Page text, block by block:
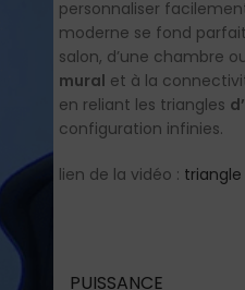
personnaliser
moderne se fond
salon, d’une chambre
mural et à la
en reliant les triangles
configuration infinies.
lien de la vidéo : triangle
PUISSANCE